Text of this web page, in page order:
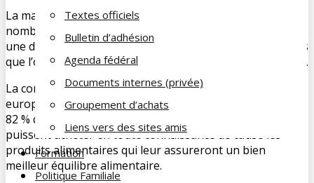
Textes officiels
Bulletin d’adhésion
Agenda fédéral
Documents internes (privée)
Groupement d’achats
Liens vers des sites amis
Formation
Politique Familiale
La mauvaise qualité nutritionnelle d’un trop grand
nombre d’aliments (trop gras, trop sucrés, trop salés) est
une des principales causes des maladies chroniques telles
que l’obésité, les maladies cardio-vasculaires et le diabète.
La complexité des tableaux de chiffres réglementaires
européens figurant sur les emballages aboutit à ce que
82 % des consommateurs ne les comprennent pas et ne
puissent acheter en toute connaissance de cause les
produits alimentaires qui leur assureront un bien
meilleur équilibre alimentaire.